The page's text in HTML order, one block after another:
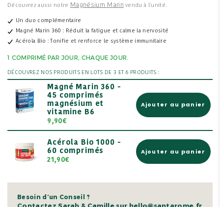
Découvrez aussi notre
Magnésium Marin vendu à l'unité.
Un duo complémentaire
Magné Marin 360 : Réduit la fatigue et calme la nervosité
Acérola Bio : Tonifie et renforce le système immunitaire
1 COMPRIMÉ PAR JOUR, CHAQUE JOUR.
DÉCOUVREZ NOS PRODUITS EN LOTS DE 3 ET 6 PRODUITS :
Magné Marin 360 -
45 comprimés
magnésium et
vitamine B6
9,90€
Ajouter au panier
Acérola Bio 1000 -
60 comprimés
21,90€
Ajouter au panier
Besoin d’un Conseil ?
Contactez Sarah & Camille sur hello@santarome.fr